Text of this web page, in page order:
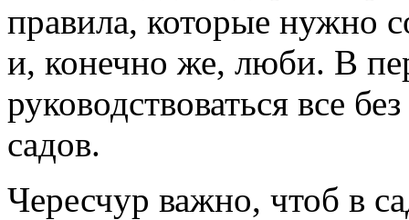
правила, которые нужно
и, конечно же, люби. В
руководствоваться все
садов.
Чересчур важно, чтоб в